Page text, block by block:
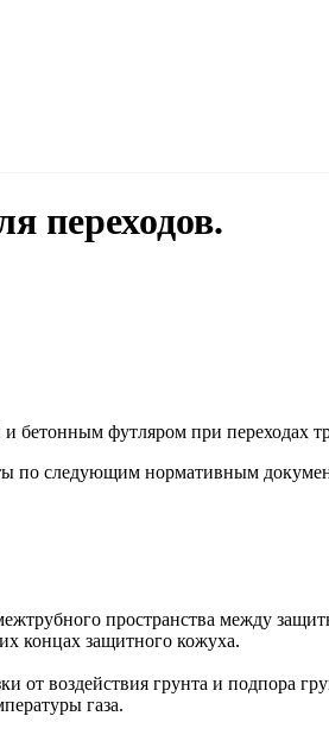
переходов.
бетонным футляром при переходах
по следующим нормативным
пространства между
концах защитного кожуха.
воздействия грунта и подпора
газа.